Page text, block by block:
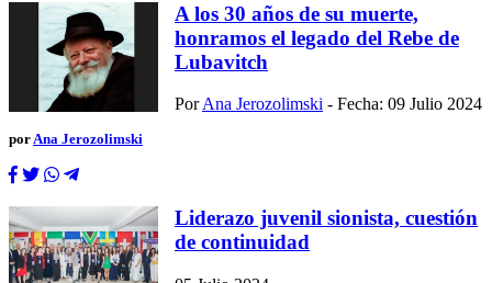
A los 30 años de su muerte,
honramos el legado del Rebe de
Lubavitch
PorAna Jerozolimski - Fecha: 09 Julio 2024
porAna Jerozolimski
Liderazo juvenil sionista, cuestión
de continuidad